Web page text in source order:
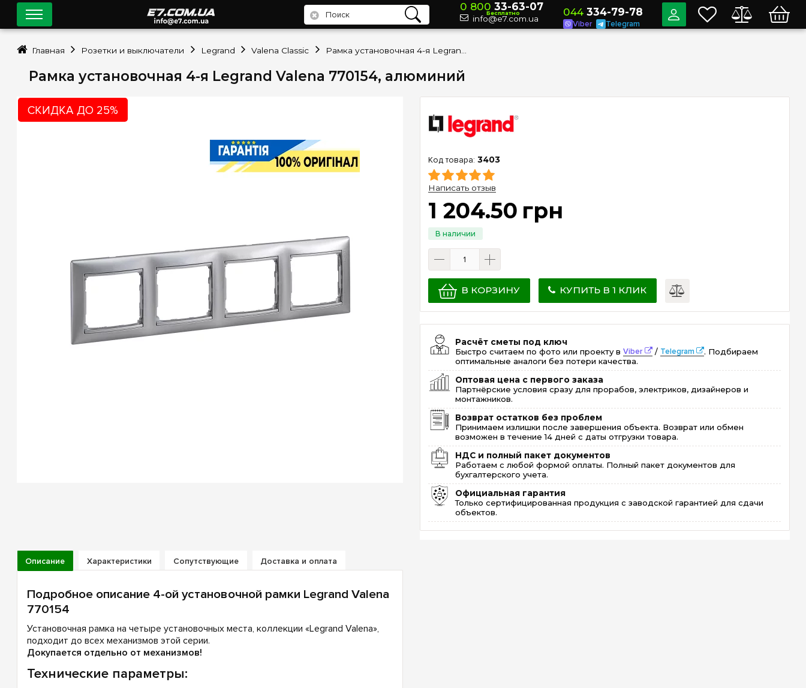
Рамка установочная 4-я Legrand Valena 770154, алюминий
СКИДКА ДО 25%
3403
Написать отзыв
1 204.50 грн
В КОРЗИНУ КУПИТЬ В 1 КЛИК
Расчёт сметы под ключ
Быстро считаем по фото или проекту вViber / Telegram
. Подбираем
оптимальные аналоги без потери качества.
Оптовая цена с первого заказа
Партнёрские условия сразу для прорабов, электриков, дизайнеров и
монтажников.
Возврат остатков без проблем
Принимаем излишки после завершения объекта. Возврат или обмен
возможен в течение 14 дней с даты отгрузки товара.
НДС и полный пакет документов
Работаем с любой формой оплаты. Полный пакет документов для
бухгалтерского учета.
Официальная гарантия
Только сертифицированная продукция с заводской гарантией для сдачи
объектов.
Описание Характеристики Сопутствующие Доставка и оплата
Подробное описание 4-ой установочной рамки Legrand Valena
770154
Установочная рамка на четыре установочных места, коллекции «Legrand Valena»,
подходит до всех механизмов этой серии.
Докупается отдельно от механизмов!
Технические параметры:
0 800 33-63-07
Бесплатно
info@e7.com.ua
044 334-79-78
Viber Telegram
Главная Розетки и выключатели Legrand Valena Classic